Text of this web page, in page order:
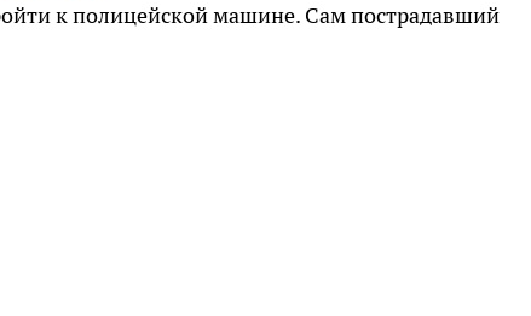
к полицейской машине. Сам пострадавший